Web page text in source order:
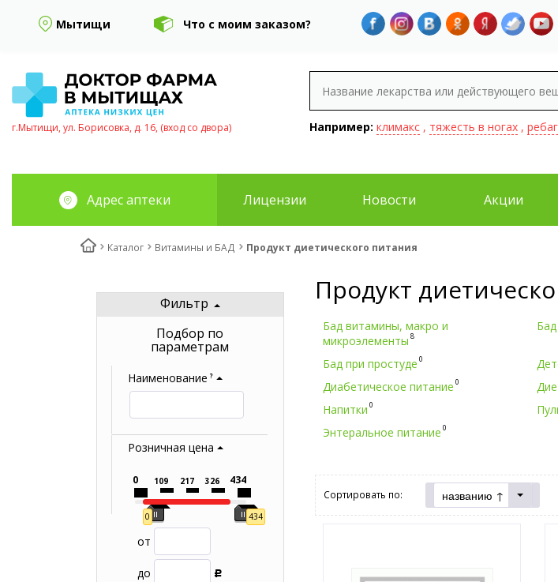
Мытищи Что с моим заказом?
г.Мытищи, ул. Борисовка, д. 16, (вход со двора) Например: климакс, тяжесть в ногах,
Адрес аптеки Лицензии Новости Акции
Каталог Витамины и БАД Продукт диетического питания
Фильтр
Подбор по
параметрам
Наименование ?
Розничная цена
0 434
0 109 217 326 434
от
до Р
Продукт
Бад витамины, макро и
микроэлементы 8
Бад при простуде 0
Диабетическое питание 0
Напитки 0
Энтеральное питание 0
Сортировать по: названию ↑